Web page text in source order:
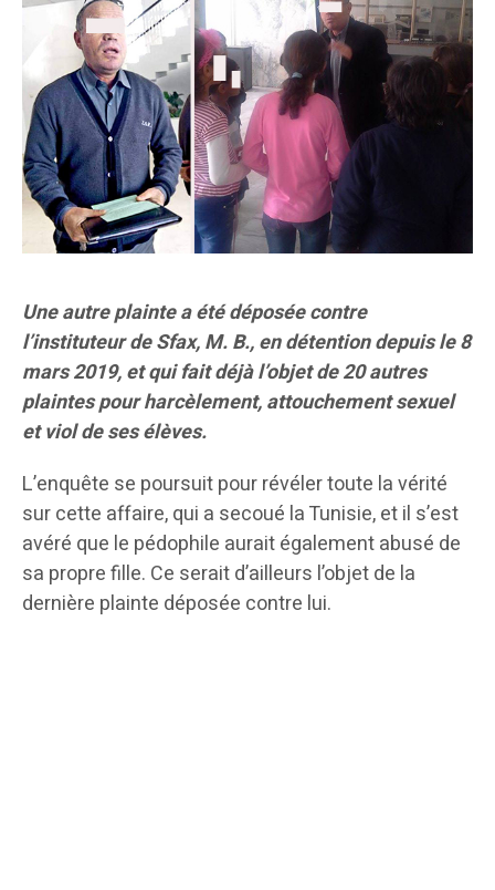
Une autre plainte a été déposée contre
l’instituteur de Sfax, M. B., en détention depuis le 8
mars 2019, et qui fait déjà l’objet de 20 autres
plaintes pour harcèlement, attouchement sexuel
et viol de ses élèves.
L’enquête se poursuit pour révéler toute la vérité
sur cette affaire, qui a secoué la Tunisie, et il s’est
avéré que le pédophile aurait également abusé de
sa propre fille. Ce serait d’ailleurs l’objet de la
dernière plainte déposée contre lui.